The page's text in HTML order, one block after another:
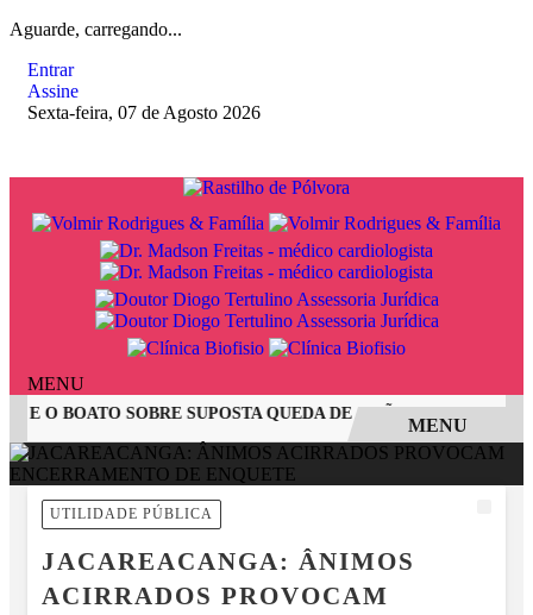
Aguarde, carregando...
Entrar
Assine
Sexta-feira, 07 de Agosto 2026
MENU
E O BOATO SOBRE SUPOSTA QUEDA DE AVIÃO COM JOVENS
EM ALTA
MENU
UTILIDADE PÚBLICA
JACAREACANGA: ÂNIMOS
ACIRRADOS PROVOCAM